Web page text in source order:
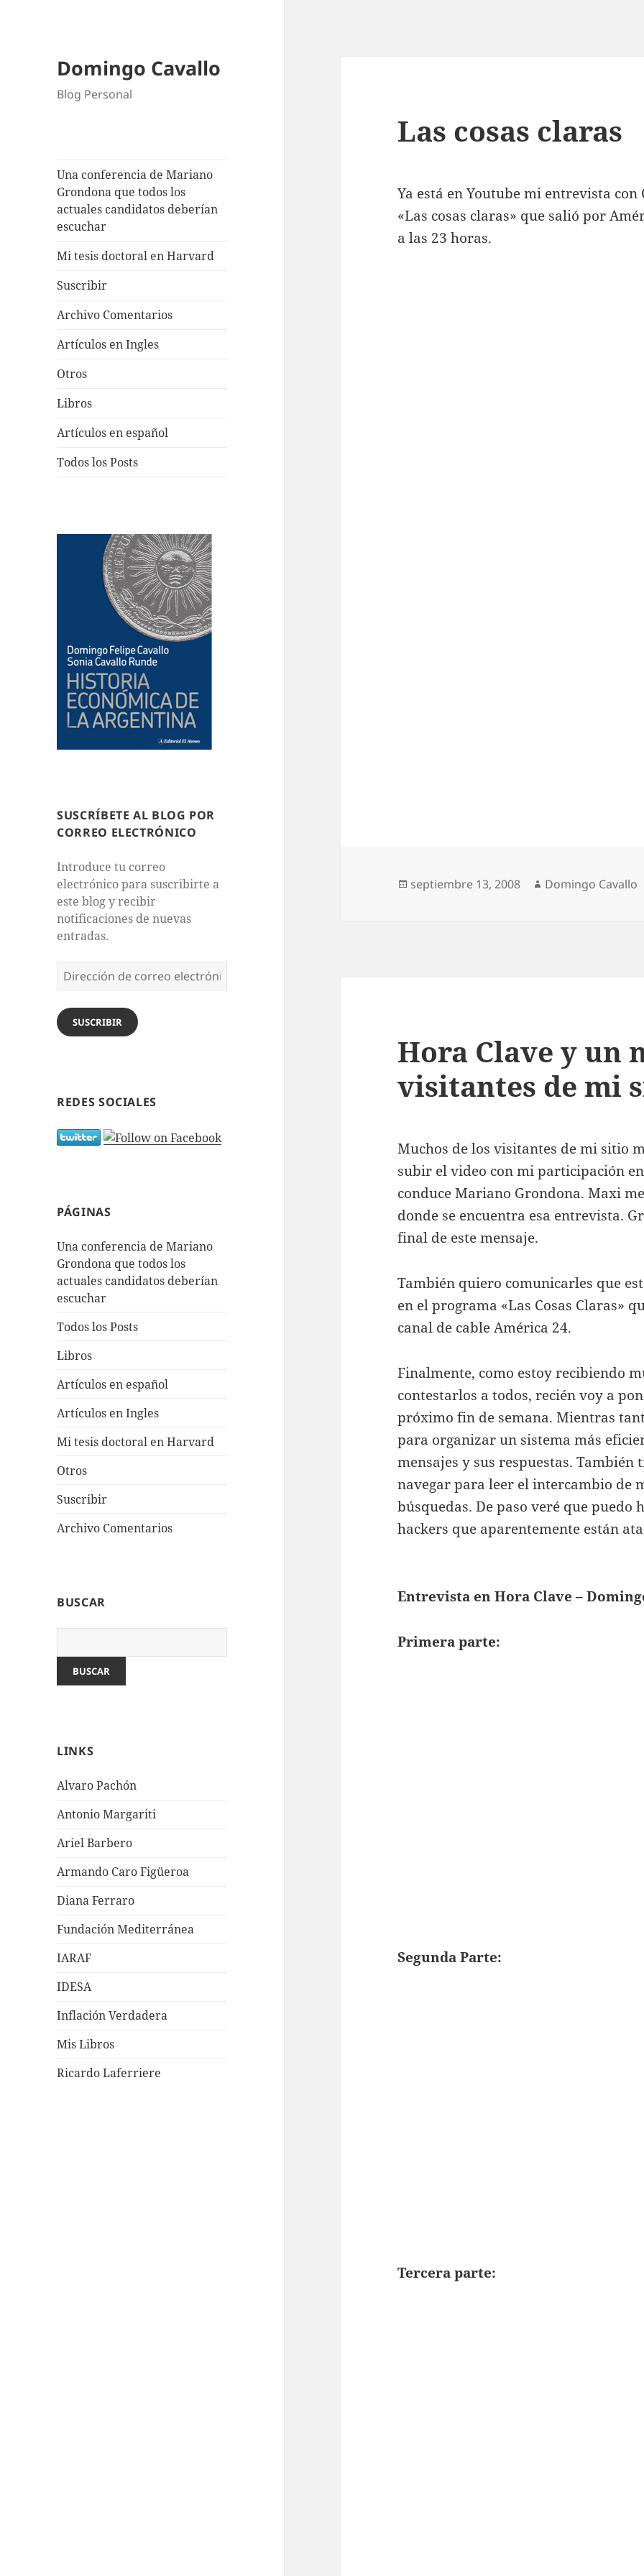
Domingo Cavallo
Blog Personal
Una conferencia de Mariano
Grondona que todos los
actuales candidatos deberían
escuchar
Mi tesis doctoral en Harvard
Suscribir
Archivo Comentarios
Artículos en Ingles
Otros
Libros
Artículos en español
Todos los Posts
SUSCRÍBETE AL BLOG POR
CORREO ELECTRÓNICO
Introduce tu correo
electrónico para suscribirte a
este blog y recibir
notificaciones de nuevas
entradas.
Dirección
de
correo
electrónico
SUSCRIBIR
REDES SOCIALES
PÁGINAS
Una conferencia de Mariano
Grondona que todos los
actuales candidatos deberían
escuchar
Todos los Posts
Libros
Artículos en español
Artículos en Ingles
Mi tesis doctoral en Harvard
Otros
Suscribir
Archivo Comentarios
BUSCAR
LINKS
Alvaro Pachón
Antonio Margariti
Ariel Barbero
Armando Caro Figüeroa
Diana Ferraro
Fundación Mediterránea
IARAF
IDESA
Inflación Verdadera
Mis Libros
Ricardo Laferriere
Las cosas claras
Ya está en Youtube mi entrevista
«Las cosas claras» que salió por
a las 23 horas.
Publicado
septiembre 13, 2008 Autor
Domingo Cavallo
Hora Clave y un
visitantes de mi
Muchos de los visitantes de mi sitio
subir el video con mi participación
conduce Mariano Grondona. Maxi
donde se encuentra esa entrevista.
final de este mensaje.
También quiero comunicarles que
en el programa «Las Cosas Claras»
canal de cable América 24.
Finalmente, como estoy recibiendo
contestarlos a todos, recién voy a
próximo fin de semana. Mientras
para organizar un sistema más
mensajes y sus respuestas. También
navegar para leer el intercambio de
búsquedas. De paso veré que puedo
hackers que aparentemente están
Entrevista en Hora Clave –
Primera parte:
Segunda Parte:
Tercera parte: